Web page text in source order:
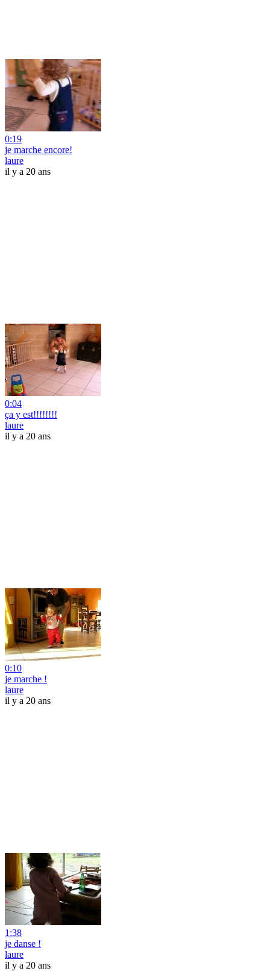
0:19
je marche encore!
laure
il y a 20 ans
0:04
ça y est!!!!!!!!
laure
il y a 20 ans
0:10
je marche !
laure
il y a 20 ans
1:38
je danse !
laure
il y a 20 ans